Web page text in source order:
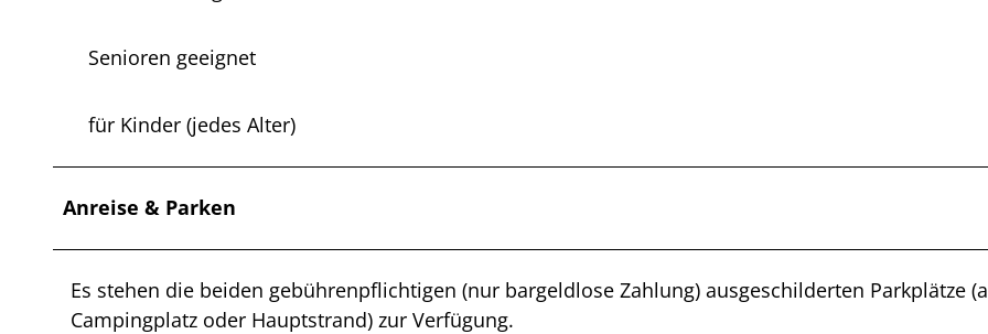
Senioren geeignet
für Kinder (jedes Alter)
Anreise & Parken
Es stehen die beiden gebührenpflichtigen (nur bargeldlose Zahlung) ausgeschilderten Parkplätze
Campingplatz oder Hauptstrand) zur Verfügung.